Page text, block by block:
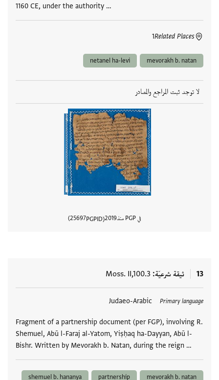
1160 CE, under the authority …
Related Places
1
mevorakh b. natan
netanel ha-levi
لا توجد ثبت المراجع والمصادر
في PGP منذ 2019
PGPID
25697
13 ثيقة شرعيّة Moss. II,100.3
Primary language
Judaeo-Arabic
Fragment of a partnership document (per FGP), involving R.
Shemuel, Abū l-Faraj al-Yatom, Yiṣḥaq ha-Dayyan, Abū l-
Bishr. Written by Mevorakh b. Natan, during the reign …
العلامات
mevorakh b. natan
partnership
shemuel b. hananya